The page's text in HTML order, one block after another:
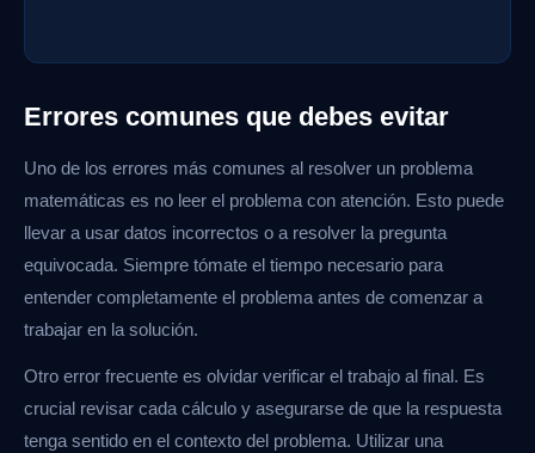
Errores comunes que debes evitar
Uno de los errores más comunes al resolver un problema
matemáticas es no leer el problema con atención. Esto puede
llevar a usar datos incorrectos o a resolver la pregunta
equivocada. Siempre tómate el tiempo necesario para
entender completamente el problema antes de comenzar a
trabajar en la solución.
Otro error frecuente es olvidar verificar el trabajo al final. Es
crucial revisar cada cálculo y asegurarse de que la respuesta
tenga sentido en el contexto del problema. Utilizar una